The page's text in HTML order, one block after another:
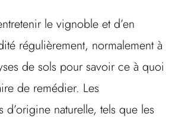
le vignoble et d’en
régulièrement, normalement à
de sols pour savoir ce à quoi
de remédier. Les
d’origine naturelle, tels que les